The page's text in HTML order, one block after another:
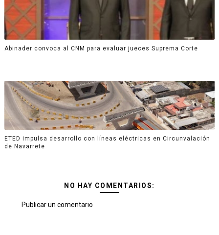
Abinader convoca al CNM para evaluar jueces Suprema Corte
ETED impulsa desarrollo con líneas eléctricas en Circunvalación
de Navarrete
NO HAY COMENTARIOS:
Publicar un comentario